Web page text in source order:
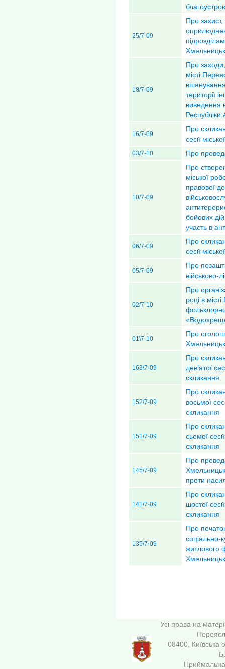
25/7-09
Про
18/7-09
Про заходи,
місті
території
виведення
Республіки
16/7-09
Про
сесії
03/7-10 Про
10/7-09
Про
міської
правової
бойових
участь в
06/7-09
Про
сесії
05/7-09
Про
військово-
02/7-10
Про
році в
01\7-10
Про
163\7-09
Про
дев’ятої
скликання
152/7-09
Про
восьмої
скликання
151/7-09
Про
сьомої
скликання
145/7-09
Про
проти
141/7-09
Про
шостої
скликання
135/7-09
Про
соціально-
житлового
Усі права на
08400, Київська